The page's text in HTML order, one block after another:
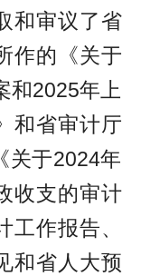
和审议了省
作的《关于
和2025年上
和省审计厅
关于2024年
收支的审计
作报告、
和省人大预